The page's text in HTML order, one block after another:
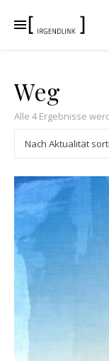
Weg
Alle 4 Ergebnisse